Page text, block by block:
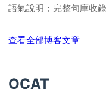
語氣說明；完整句庫收
查看全部博客文章
OCAT